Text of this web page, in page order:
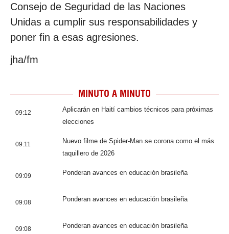
Consejo de Seguridad de las Naciones
Unidas a cumplir sus responsabilidades y
poner fin a esas agresiones.
jha/fm
MINUTO A MINUTO
09:12
Aplicarán en Haití cambios técnicos para próximas
elecciones
09:11
Nuevo filme de Spider-Man se corona como el más
taquillero de 2026
09:09 Ponderan avances en educación brasileña
09:08 Ponderan avances en educación brasileña
09:08 Ponderan avances en educación brasileña